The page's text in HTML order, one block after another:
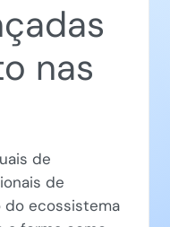
nas
de
de
ecossistema